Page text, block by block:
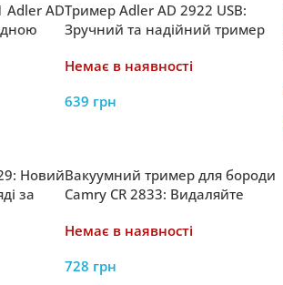
Adler ADТример Adler AD 2922 USB:
Зручний та надійний тример
Немає в наявності
639 грн
Новий
за
Вакуумний тример для бороди
Camry CR 2833: Видаляйте
Немає в наявності
728 грн